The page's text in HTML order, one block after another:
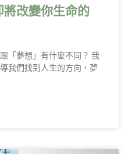
改變你生命的
「夢想」有什麼不同？ 我
我們找到人生的方向，夢